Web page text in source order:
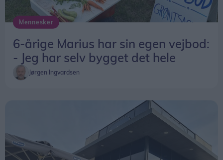
Mennesker
6-årige Marius har sin egen vejbod:
- Jeg har selv bygget det hele
Jørgen Ingvardsen